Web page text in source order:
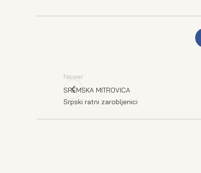
Newer
SREMSKA MITROVICA
Srpski ratni zarobljenici